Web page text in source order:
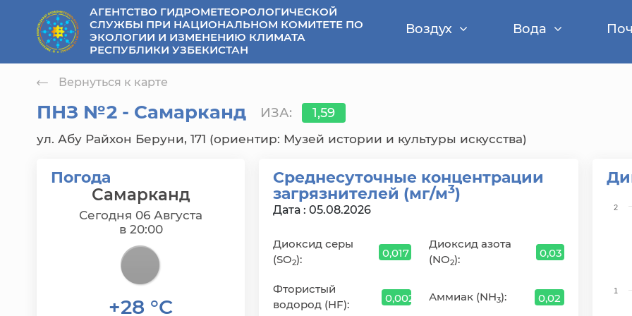
menu
АГЕНТСТВО ГИДРОМЕТЕОРОЛОГИЧЕСКОЙ
СЛУЖБЫ ПРИ НАЦИОНАЛЬНОМ КОМИТЕТЕ ПО
ЭКОЛОГИИ И ИЗМЕНЕНИЮ КЛИМАТА
РЕСПУБЛИКИ УЗБЕКИСТАН
Воздух Вода
Вернуться к карте
ПНЗ №2 - Самарканд ИЗА: 1,59
ул. Абу Райхон Беруни, 171 (ориентир: Музей истории и культуры искусства)
Погода
Самарканд
Сегодня 06 Августа
в 20:00
+28 °C
Среднесуточные концентрации
загрязнителей (мг/м3)
Дата : 05.08.2026
Диоксид серы
(SO2): 0,017
Диоксид азота
(NO2): 0,03
Фтористый
водород (HF):
0,002 Аммиак (NH3): 0,02
1
2